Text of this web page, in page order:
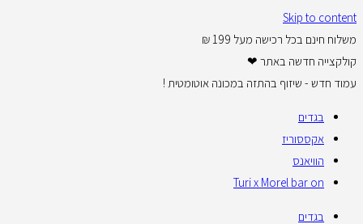
Skip to content
משלוח חינם בכל רכישה מעל 199 ₪
קולקצייה חדשה באתר ❤
עמוד חדש - שיזוף בהתזה במכונה אוטומטית !
בגדים
אקססוריז
הוויאנס
Turi x Morel bar on
בגדים